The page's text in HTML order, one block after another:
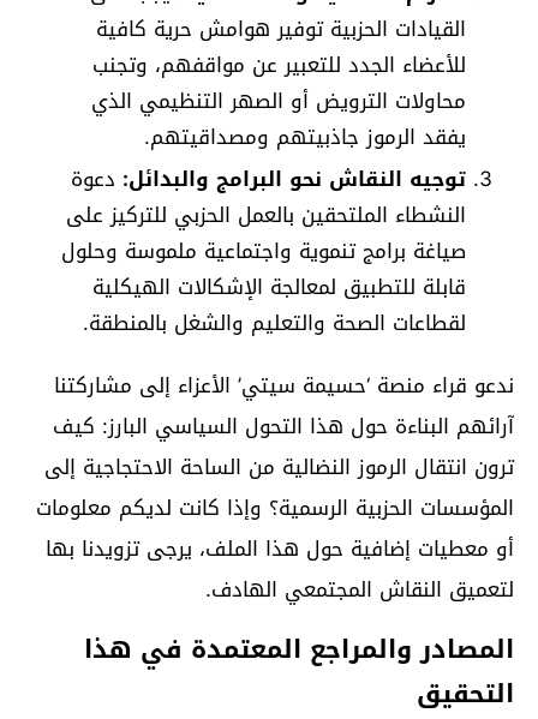
القيادات الحزبية توفير هوامش حرية كافية
للأعضاء الجدد للتعبير عن مواقفهم، وتجنب
محاولات الترويض أو الصهر التنظيمي الذي
يفقد الرموز جاذبيتهم ومصداقيتهم.
توجيه النقاش نحو البرامج والبدائل: دعوة
النشطاء الملتحقين بالعمل الحزبي للتركيز على
صياغة برامج تنموية واجتماعية ملموسة وحلول
قابلة للتطبيق لمعالجة الإشكالات الهيكلية
لقطاعات الصحة والتعليم والشغل بالمنطقة.
ندعو قراء منصة ‘حسيمة سيتي’ الأعزاء إلى مشاركتنا
آرائهم البناءة حول هذا التحول السياسي البارز: كيف
ترون انتقال الرموز النضالية من الساحة الاحتجاجية إلى
المؤسسات الحزبية الرسمية؟ وإذا كانت لديكم معلومات
أو معطيات إضافية حول هذا الملف، يرجى تزويدنا بها
لتعميق النقاش المجتمعي الهادف.
المصادر والمراجع المعتمدة في هذا
التحقيق